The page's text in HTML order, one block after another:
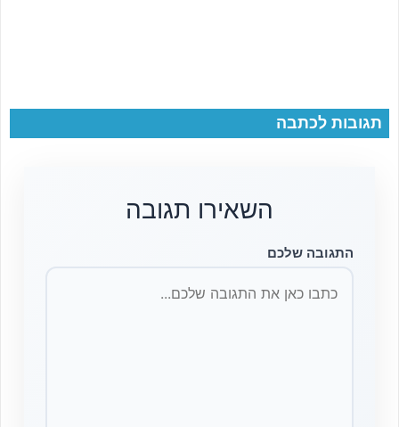
תגובות לכתבה
השאירו תגובה
התגובה שלכם